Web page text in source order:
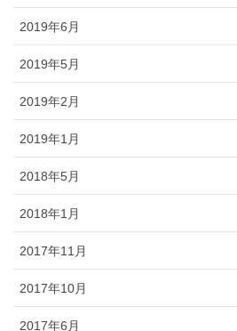
2019年6月
2019年5月
2019年2月
2019年1月
2018年5月
2018年1月
2017年11月
2017年10月
2017年6月